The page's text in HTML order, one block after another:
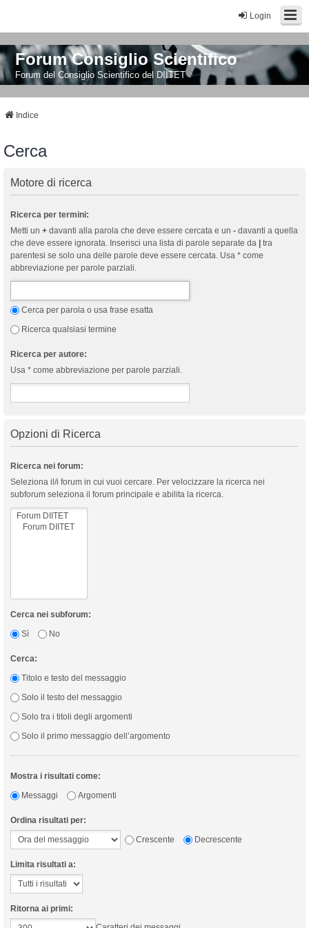
Login
Forum Consiglio Scientifico
Forum del Consiglio Scientifico del DIITET
Indice
Cerca
Motore di ricerca
Ricerca per termini:
Metti un + davanti alla parola che deve essere cercata e un - davanti a quella
che deve essere ignorata. Inserisci una lista di parole separate da
tra
parentesi se solo una delle parole deve essere cercata. Usa * come
abbreviazione per parole parziali.
Cerca per parola o usa frase esatta
Ricerca qualsiasi termine
Ricerca per autore:
Usa * come abbreviazione per parole parziali.
Opzioni di Ricerca
Ricerca nei forum:
Seleziona il/i forum in cui vuoi cercare. Per velocizzare la ricerca nei
subforum seleziona il forum principale e abilita la ricerca.
Cerca nei subforum:
Sì
No
Cerca:
Titolo e testo del messaggio
Solo il testo del messaggio
Solo tra i titoli degli argomenti
Solo il primo messaggio dell’argomento
Mostra i risultati come:
Messaggi
Argomenti
Ordina risultati per:
Crescente
Decrescente
Limita risultati a:
Ritorna ai primi: